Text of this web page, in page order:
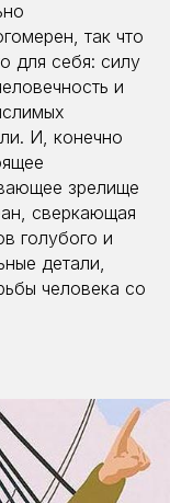
так что
для себя: силу
и
И, конечно
зрелище
сверкающая
голубого и
детали,
человека со